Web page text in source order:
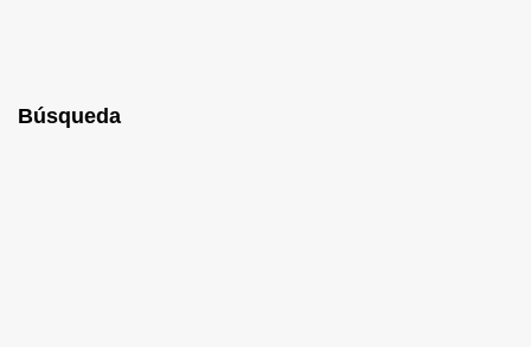
Búsqueda